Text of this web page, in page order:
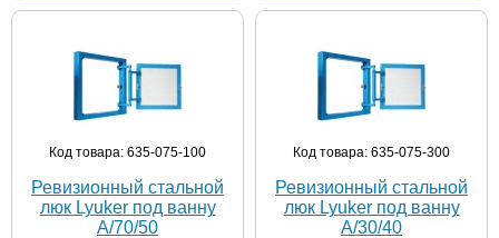
Код товара: 635-075-100
Ревизионный стальной
люк Lyuker под ванну
A/70/50
Код товара: 635-075-300
Ревизионный стальной
люк Lyuker под ванну
A/30/40